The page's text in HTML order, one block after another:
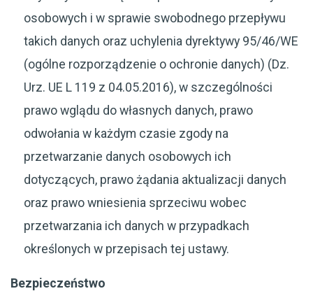
osobowych i w sprawie swobodnego przepływu
takich danych oraz uchylenia dyrektywy 95/46/WE
(ogólne rozporządzenie o ochronie danych) (Dz.
Urz. UE L 119 z 04.05.2016), w szczególności
prawo wglądu do własnych danych, prawo
odwołania w każdym czasie zgody na
przetwarzanie danych osobowych ich
dotyczących, prawo żądania aktualizacji danych
oraz prawo wniesienia sprzeciwu wobec
przetwarzania ich danych w przypadkach
określonych w przepisach tej ustawy.
Bezpieczeństwo